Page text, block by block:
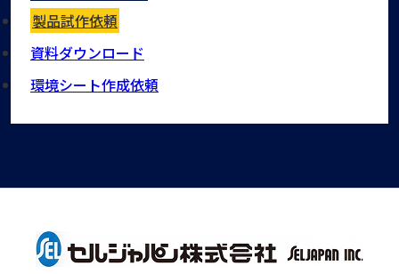
製品試作依頼
資料ダウンロード
環境シート作成依頼